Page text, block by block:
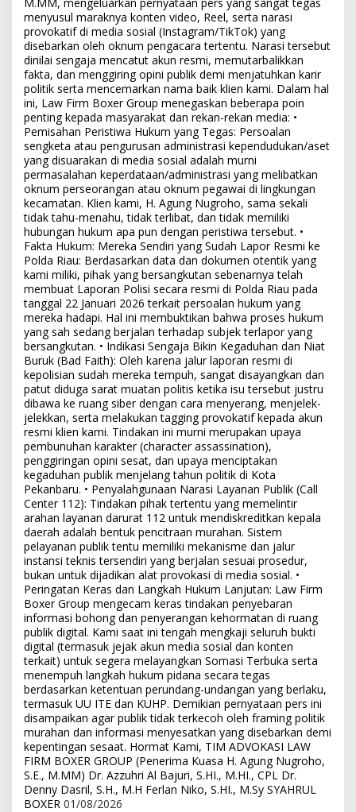
menyusul maraknya konten video, Reel, serta narasi
provokatif di media sosial (Instagram/TikTok) yang
disebarkan oleh oknum pengacara tertentu. Narasi tersebut
dinilai sengaja mencatut akun resmi, memutarbalikkan
fakta, dan menggiring opini publik demi menjatuhkan karir
politik serta mencemarkan nama baik klien kami. Dalam hal
ini, Law Firm Boxer Group menegaskan beberapa poin
penting kepada masyarakat dan rekan-rekan media: •
Pemisahan Peristiwa Hukum yang Tegas: Persoalan
sengketa atau pengurusan administrasi kependudukan/aset
yang disuarakan di media sosial adalah murni
permasalahan keperdataan/administrasi yang melibatkan
oknum perseorangan atau oknum pegawai di lingkungan
kecamatan. Klien kami, H. Agung Nugroho, sama sekali
tidak tahu-menahu, tidak terlibat, dan tidak memiliki
hubungan hukum apa pun dengan peristiwa tersebut. •
Fakta Hukum: Mereka Sendiri yang Sudah Lapor Resmi ke
Polda Riau: Berdasarkan data dan dokumen otentik yang
kami miliki, pihak yang bersangkutan sebenarnya telah
membuat Laporan Polisi secara resmi di Polda Riau pada
tanggal 22 Januari 2026 terkait persoalan hukum yang
mereka hadapi. Hal ini membuktikan bahwa proses hukum
yang sah sedang berjalan terhadap subjek terlapor yang
bersangkutan. • Indikasi Sengaja Bikin Kegaduhan dan Niat
Buruk (Bad Faith): Oleh karena jalur laporan resmi di
kepolisian sudah mereka tempuh, sangat disayangkan dan
patut diduga sarat muatan politis ketika isu tersebut justru
dibawa ke ruang siber dengan cara menyerang, menjelek-
jelekkan, serta melakukan tagging provokatif kepada akun
resmi klien kami. Tindakan ini murni merupakan upaya
pembunuhan karakter (character assassination),
penggiringan opini sesat, dan upaya menciptakan
kegaduhan publik menjelang tahun politik di Kota
Pekanbaru. • Penyalahgunaan Narasi Layanan Publik (Call
Center 112): Tindakan pihak tertentu yang memelintir
arahan layanan darurat 112 untuk mendiskreditkan kepala
daerah adalah bentuk pencitraan murahan. Sistem
pelayanan publik tentu memiliki mekanisme dan jalur
instansi teknis tersendiri yang berjalan sesuai prosedur,
bukan untuk dijadikan alat provokasi di media sosial. •
Peringatan Keras dan Langkah Hukum Lanjutan: Law Firm
Boxer Group mengecam keras tindakan penyebaran
informasi bohong dan penyerangan kehormatan di ruang
publik digital. Kami saat ini tengah mengkaji seluruh bukti
digital (termasuk jejak akun media sosial dan konten
terkait) untuk segera melayangkan Somasi Terbuka serta
menempuh langkah hukum pidana secara tegas
berdasarkan ketentuan perundang-undangan yang berlaku,
termasuk UU ITE dan KUHP. Demikian pernyataan pers ini
disampaikan agar publik tidak terkecoh oleh framing politik
murahan dan informasi menyesatkan yang disebarkan demi
kepentingan sesaat. Hormat Kami, TIM ADVOKASI LAW
FIRM BOXER GROUP (Penerima Kuasa H. Agung Nugroho,
S.E., M.MM) Dr. Azzuhri Al Bajuri, S.HI., M.HI., CPL Dr.
Denny Dasril, S.H., M.H Ferlan Niko, S.HI., M.Sy SYAHRUL
BOXER 01/08/2026